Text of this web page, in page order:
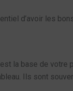
d’avoir les
la base de
Ils sont